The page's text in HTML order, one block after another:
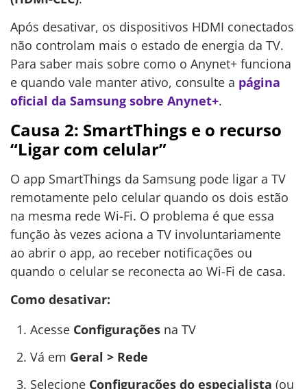
Após desativar, os dispositivos HDMI conectados
não controlam mais o estado de energia da TV.
Para saber mais sobre como o Anynet+ funciona
e quando vale manter ativo, consulte a página
oficial da Samsung sobre Anynet+.
Causa 2: SmartThings e o recurso
“Ligar com celular”
O app SmartThings da Samsung pode ligar a TV
remotamente pelo celular quando os dois estão
na mesma rede Wi-Fi. O problema é que essa
função às vezes aciona a TV involuntariamente
ao abrir o app, ao receber notificações ou
quando o celular se reconecta ao Wi-Fi de casa.
Como desativar:
Acesse Configuraçõesna TV
Vá em Geral > Rede
Selecione Configurações do especialista (ou